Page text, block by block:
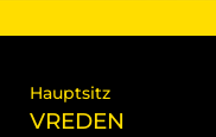
Hauptsitz
VREDEN